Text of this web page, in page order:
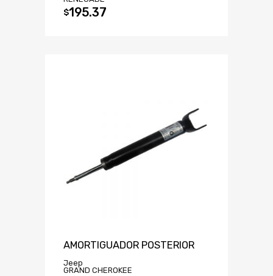
$195.37
AMORTIGUADOR POSTERIOR
Jeep
GRAND CHEROKEE